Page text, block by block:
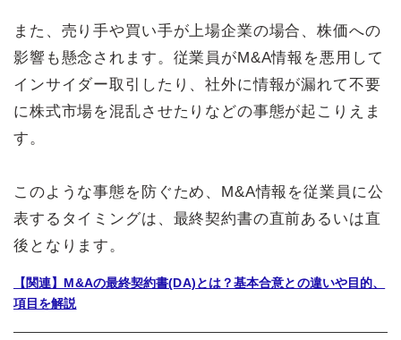
また、売り手や買い手が上場企業の場合、株価への
影響も懸念されます。従業員がM&A情報を悪用して
インサイダー取引したり、社外に情報が漏れて不要
に株式市場を混乱させたりなどの事態が起こりえま
す。
このような事態を防ぐため、M&A情報を従業員に公
表するタイミングは、最終契約書の直前あるいは直
後となります。
【関連】M&Aの最終契約書(DA)とは？基本合意との違いや目的、
項目を解説